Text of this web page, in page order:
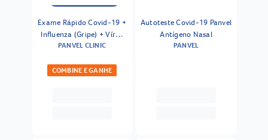
Exame Rápido Covid-19 +
Influenza (Gripe) + Vírus
Sincicial Respiratório
PANVEL CLINIC
COMBINE E GANHE
Autoteste Covid-19 Panvel
Antígeno Nasal
PANVEL